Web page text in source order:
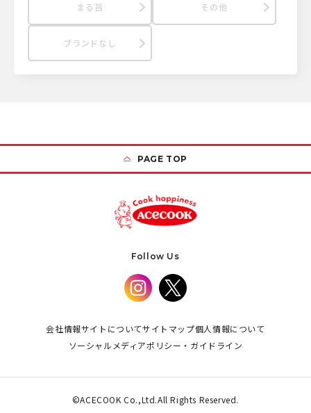
まる旨 その他
ブランドなし
PAGE TOP
Follow Us
会社情報サイトについてサイトマップ個人情報について
ソーシャルメディアポリシー・ガイドライン
©ACECOOK Co.,Ltd.All Rights Reserved.